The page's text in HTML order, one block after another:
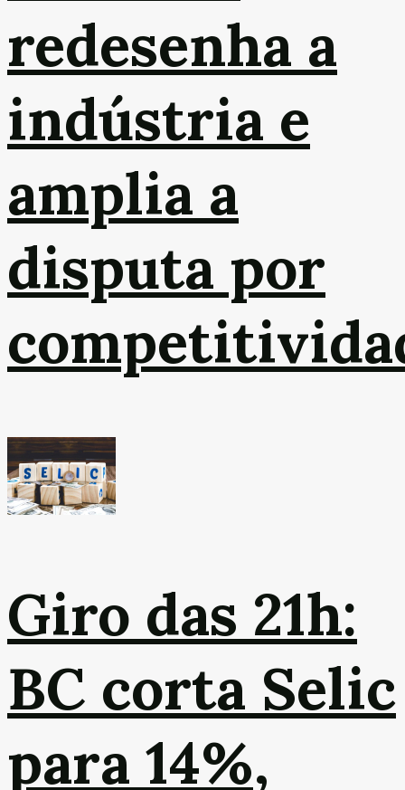
redesenha a
indústria e
amplia a
disputa por
Giro das 21h:
BC corta Selic
para 14%,